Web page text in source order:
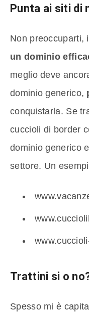
Punta ai siti di
Non preoccuparti,
un dominio
meglio deve
dominio generico,
conquistarla. Se
cuccioli di border
dominio generico
settore. Un
Trattini si o
Spesso mi è